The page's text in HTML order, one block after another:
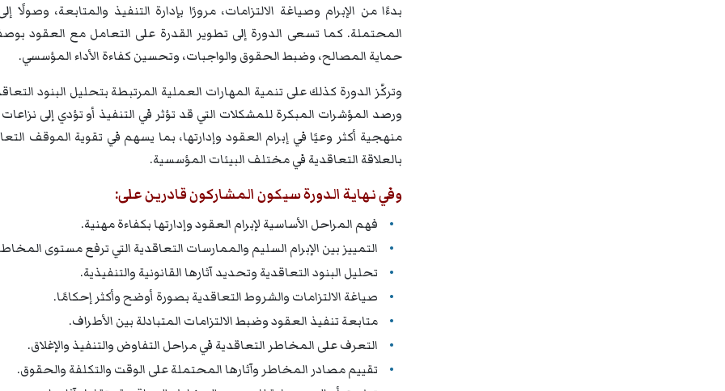
بدءًا من الإبرام وصياغة الالتزامات، مرورًا بإدارة التنفيذ والمتابعة،
المحتملة. كما تسعى الدورة إلى تطوير القدرة على التعامل مع العقود
حماية المصالح، وضبط الحقوق والواجبات، وتحسين كفاءة الأداء المؤسسي.
وتركّز الدورة كذلك على تنمية المهارات العملية المرتبطة بتحليل البنود
ورصد المؤشرات المبكرة للمشكلات التي قد تؤثر في التنفيذ أو تؤدي إلى
منهجية أكثر وعيًا في إبرام العقود وإدارتها، بما يسهم في تقوية الموقف
بالعلاقة التعاقدية في مختلف البيئات المؤسسية.
وفي نهاية الدورة سيكون المشاركون قادرين على:
فهم المراحل الأساسية لإبرام العقود وإدارتها بكفاءة مهنية.
التمييز بين الإبرام السليم والممارسات التعاقدية التي ترفع مستوى
تحليل البنود التعاقدية وتحديد آثارها القانونية والتنفيذية.
صياغة الالتزامات والشروط التعاقدية بصورة أوضح وأكثر إحكامًا.
متابعة تنفيذ العقود وضبط الالتزامات المتبادلة بين الأطراف.
التعرف على المخاطر التعاقدية في مراحل التفاوض والتنفيذ والإغلاق.
تقييم مصادر المخاطر وآثارها المحتملة على الوقت والتكلفة والحقوق.